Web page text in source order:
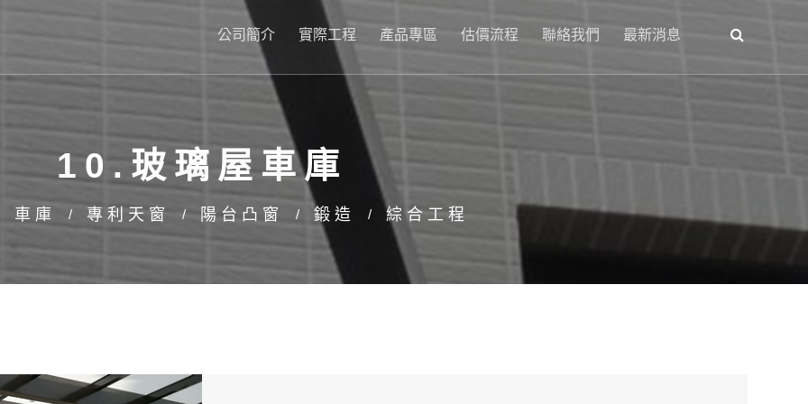
公司簡介 實際工程 產品專區 估價流程 聯絡我們 最新消息
10.玻璃屋車庫
車庫 專利天窗 陽台凸窗 鍛造 綜合工程